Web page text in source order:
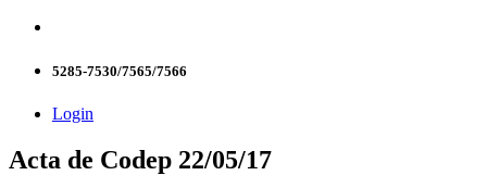
5285-7530/7565/7566
Login
Acta de Codep 22/05/17